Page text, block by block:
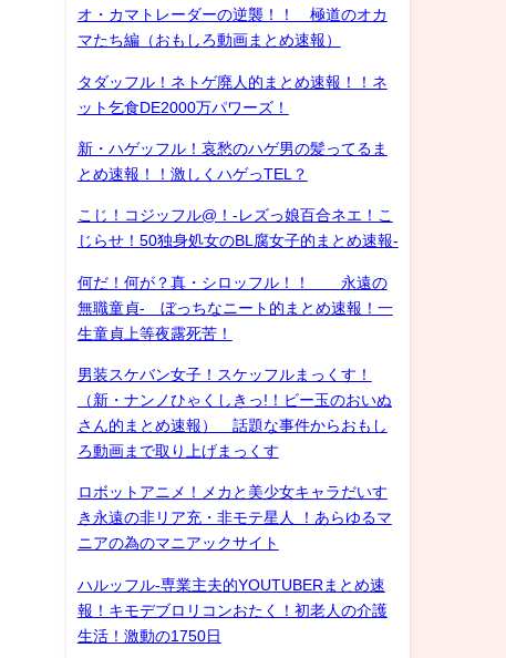
オ・カマトレーダーの逆襲！！ 極道のオカ
マたち編（おもしろ動画まとめ速報）
タダッフル！ネトゲ廃人的まとめ速報！！ネ
ット乞食DE2000万パワーズ！
新・ハゲッフル！哀愁のハゲ男の髪ってるま
とめ速報！！激しくハゲっTEL？
こじ！コジッフル@！-レズっ娘百合ネエ！こ
じらせ！50独身処女のBL腐女子的まとめ速報-
何だ！何が？真・シロッフル！！ 永遠の
無職童貞- ぼっちなニート的まとめ速報！一
生童貞上等夜露死苦！
男装スケバン女子！スケッフルまっくす！
（新・ナンノひゃくしきっ!！ビー玉のおいぬ
さん的まとめ速報） 話題な事件からおもし
ろ動画まで取り上げまっくす
ロボットアニメ！メカと美少女キャラだいす
き永遠の非リア充・非モテ星人 ！あらゆるマ
ニアの為のマニアックサイト
ハルッフル-専業主夫的YOUTUBERまとめ速
報！キモデブロリコンおたく！初老人の介護
生活！激動の1750日